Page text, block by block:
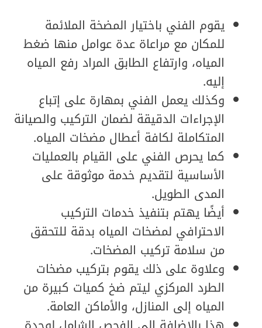
يقوم الفني باختيار المضخة الملائمة
للمكان مع مراعاة عدة عوامل منها ضغط
المياه، وارتفاع الطابق المراد رفع المياه
إليه.
وكذلك يعمل الفني بمهارة على إتباع
الإجراءات الدقيقة لضمان التركيب والصيانة
المتكاملة لكافة أعطال مضخات المياه.
كما يحرص الفني على القيام بالعمليات
الأساسية لتقديم خدمة موثوقة على
المدى الطويل.
أيضًا يهتم بتنفيذ خدمات التركيب
الاحترافي لمضخات المياه بدقة للتحقق
من سلامة تركيب المضخات.
وعلاوة على ذلك يقوم بتركيب مضخات
الطرد المركزي ليتم ضخ كميات كبيرة من
المياه إلى المنازل، والأماكن العامة.